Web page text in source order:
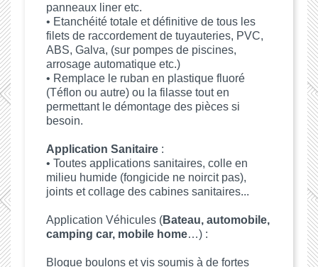
panneaux liner etc.
• Etanchéité totale et définitive de tous les
filets de raccordement de tuyauteries, PVC,
ABS, Galva, (sur pompes de piscines,
arrosage automatique etc.)
• Remplace le ruban en plastique fluoré
(Téflon ou autre) ou la filasse tout en
permettant le démontage des pièces si
besoin.
Application Sanitaire :
• Toutes applications sanitaires, colle en
milieu humide (fongicide ne noircit pas),
joints et collage des cabines sanitaires...
Application Véhicules (Bateau, automobile,
camping car, mobile home…) :
Bloque boulons et vis soumis à de fortes